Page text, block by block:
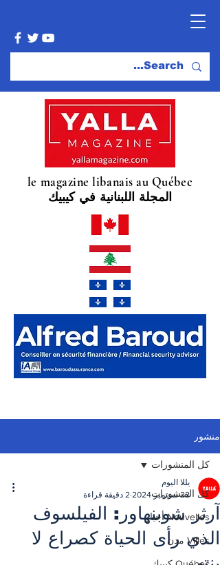
le magazine libanais au Québec
المجلة اللبنانية في كيبيك
منشور
كل المنشورات
Nouvelles أخبار
Villes مدن
كل المنشورات
آرثر شوبنهاور: الفيلسوف
الذي رأى الحياة كصراع لا
يللا اليوم
22 سبتمبر 2024
2 دقيقة قراءة